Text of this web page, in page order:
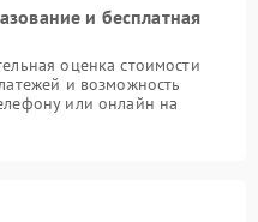
и бесплатная
оценка стоимости
и возможность
или онлайн на